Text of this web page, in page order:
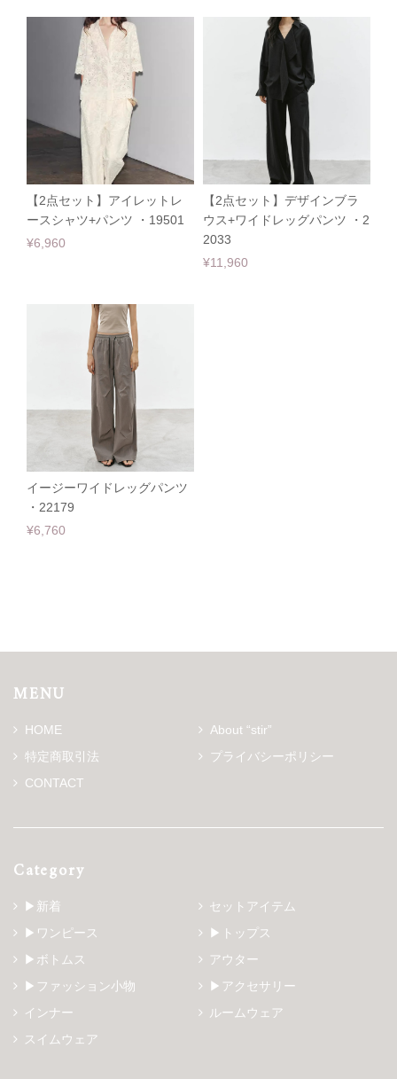
【2点セット】アイレットレ
ースシャツ+パンツ ・19501
¥6,960
【2点セット】デザインブラ
ウス+ワイドレッグパンツ ・2
2033
¥11,960
イージーワイドレッグパンツ
・22179
¥6,760
MENU
HOME
About “stir”
特定商取引法
プライバシーポリシー
CONTACT
Category
▶新着
セットアイテム
▶ワンピース
▶トップス
▶ボトムス
アウター
▶ファッション小物
▶アクセサリー
インナー
ルームウェア
スイムウェア